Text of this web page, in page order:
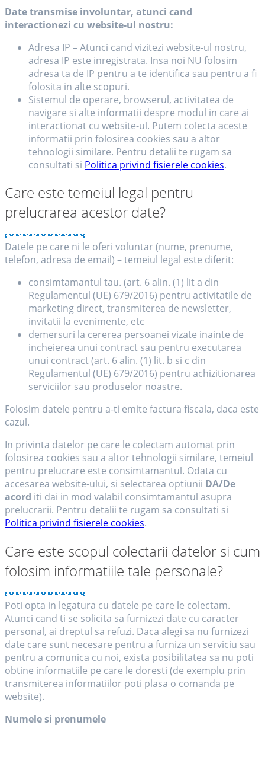
Date transmise involuntar, atunci cand
interactionezi cu website-ul nostru:
Adresa IP – Atunci cand vizitezi website-ul nostru,
adresa IP este inregistrata. Insa noi NU folosim
adresa ta de IP pentru a te identifica sau pentru a fi
folosita in alte scopuri.
Sistemul de operare, browserul, activitatea de
navigare si alte informatii despre modul in care ai
interactionat cu website-ul. Putem colecta aceste
informatii prin folosirea cookies sau a altor
tehnologii similare. Pentru detalii te rugam sa
consultati si Politica privind fisierele cookies.
Care este temeiul legal pentru
prelucrarea acestor date?
Datele pe care ni le oferi voluntar (nume, prenume,
telefon, adresa de email) – temeiul legal este diferit:
consimtamantul tau. (art. 6 alin. (1) lit a din
Regulamentul (UE) 679/2016) pentru activitatile de
marketing direct, transmiterea de newsletter,
invitatii la evenimente, etc
demersuri la cererea persoanei vizate inainte de
incheierea unui contract sau pentru executarea
unui contract (art. 6 alin. (1) lit. b si c din
Regulamentul (UE) 679/2016) pentru achizitionarea
serviciilor sau produselor noastre.
Folosim datele pentru a-ti emite factura fiscala, daca este
cazul.
In privinta datelor pe care le colectam automat prin
folosirea cookies sau a altor tehnologii similare, temeiul
pentru prelucrare este consimtamantul. Odata cu
accesarea website-ului, si selectarea optiunii DA/De
acord iti dai in mod valabil consimtamantul asupra
prelucrarii. Pentru detalii te rugam sa consultati si
Politica privind fisierele cookies.
Care este scopul colectarii datelor si cum
folosim informatiile tale personale?
Poti opta in legatura cu datele pe care le colectam.
Atunci cand ti se solicita sa furnizezi date cu caracter
personal, ai dreptul sa refuzi. Daca alegi sa nu furnizezi
date care sunt necesare pentru a furniza un serviciu sau
pentru a comunica cu noi, exista posibilitatea sa nu poti
obtine informatiile pe care le doresti (de exemplu prin
transmiterea informatiilor poti plasa o comanda pe
website).
Numele si prenumele